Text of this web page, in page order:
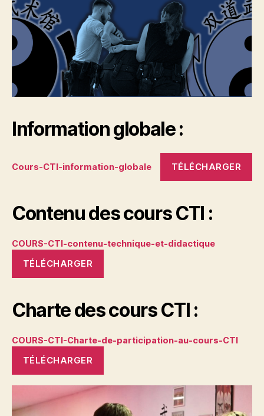
Information globale :
Cours-CTI-information-globale TÉLÉCHARGER
Contenu des cours CTI :
COURS-CTI-contenu-technique-et-didactique
TÉLÉCHARGER
Charte des cours CTI :
COURS-CTI-Charte-de-participation-au-cours-CTI
TÉLÉCHARGER